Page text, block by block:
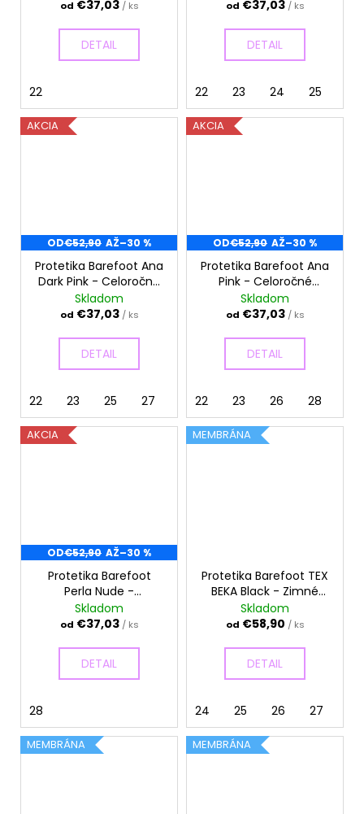
od €37,03 / ks
DETAIL
22
od €37,03 / ks
DETAIL
22 23 24 25
AKCIA
OD€52,90 AŽ–30 %
Protetika Barefoot Ana
Dark Pink - Celoročné
topánky
Skladom
od €37,03 / ks
DETAIL
22 23 25 27
AKCIA
OD€52,90 AŽ–30 %
Protetika Barefoot Ana
Pink - Celoročné
topánky
Skladom
od €37,03 / ks
DETAIL
22 23 26 28
AKCIA
OD€52,90 AŽ–30 %
Protetika Barefoot
Perla Nude -
Celoročné topánky
Skladom
od €37,03 / ks
DETAIL
28
MEMBRÁNA
Protetika Barefoot TEX
BEKA Black - Zimné
topánky
Skladom
od €58,90 / ks
DETAIL
24 25 26 27
MEMBRÁNA MEMBRÁNA